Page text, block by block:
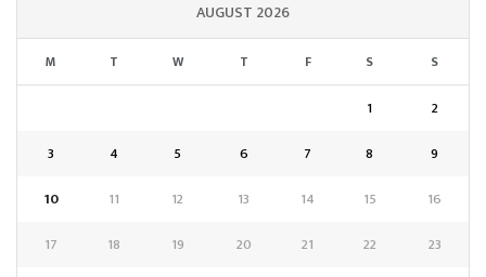
AUGUST 2026
M T W T F S S
1
2
3
4 5 6 7 8
9
10
11 12 13 14 15
16
17
18 19 20 21 22
23